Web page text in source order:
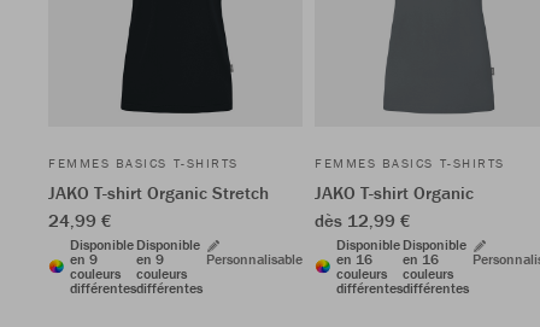
FEMMES BASICS T-SHIRTS
JAKO T-shirt Organic Stretch
24,99 €
Disponible
en 9
couleurs
différentes
Disponible
en 9
couleurs
différentes
Personnalisable
FEMMES BASICS T-SHIRTS
JAKO T-shirt Organic
dès 12,99 €
Disponible
en 16
couleurs
différentes
Disponible
en 16
couleurs
différentes